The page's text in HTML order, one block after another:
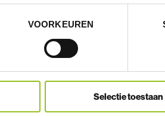
VOORKEUREN
Selectie toestaan
rund um die
KollegenInnen kennen zu
dich als Mitglied bei uns an!